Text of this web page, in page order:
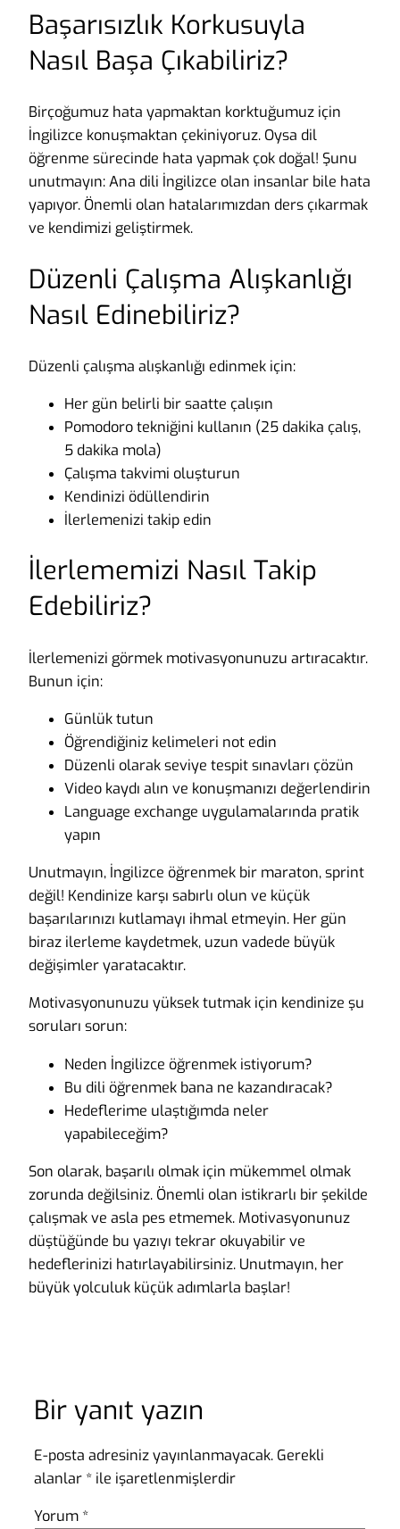
Başarısızlık Korkusuyla
Nasıl Başa Çıkabiliriz?
Birçoğumuz hata yapmaktan korktuğumuz için
İngilizce konuşmaktan çekiniyoruz. Oysa dil
öğrenme sürecinde hata yapmak çok doğal! Şunu
unutmayın: Ana dili İngilizce olan insanlar bile hata
yapıyor. Önemli olan hatalarımızdan ders çıkarmak
ve kendimizi geliştirmek.
Düzenli Çalışma Alışkanlığı
Nasıl Edinebiliriz?
Düzenli çalışma alışkanlığı edinmek için:
Her gün belirli bir saatte çalışın
Pomodoro tekniğini kullanın (25 dakika çalış,
5 dakika mola)
Çalışma takvimi oluşturun
Kendinizi ödüllendirin
İlerlemenizi takip edin
İlerlememizi Nasıl Takip
Edebiliriz?
İlerlemenizi görmek motivasyonunuzu artıracaktır.
Bunun için:
Günlük tutun
Öğrendiğiniz kelimeleri not edin
Düzenli olarak seviye tespit sınavları çözün
Video kaydı alın ve konuşmanızı değerlendirin
Language exchange uygulamalarında pratik
yapın
Unutmayın, İngilizce öğrenmek bir maraton, sprint
değil! Kendinize karşı sabırlı olun ve küçük
başarılarınızı kutlamayı ihmal etmeyin. Her gün
biraz ilerleme kaydetmek, uzun vadede büyük
değişimler yaratacaktır.
Motivasyonunuzu yüksek tutmak için kendinize şu
soruları sorun:
Neden İngilizce öğrenmek istiyorum?
Bu dili öğrenmek bana ne kazandıracak?
Hedeflerime ulaştığımda neler
yapabileceğim?
Son olarak, başarılı olmak için mükemmel olmak
zorunda değilsiniz. Önemli olan istikrarlı bir şekilde
çalışmak ve asla pes etmemek. Motivasyonunuz
düştüğünde bu yazıyı tekrar okuyabilir ve
hedeflerinizi hatırlayabilirsiniz. Unutmayın, her
büyük yolculuk küçük adımlarla başlar!
Bir yanıt yazın
E-posta adresiniz yayınlanmayacak. Gerekli
alanlar * ile işaretlenmişlerdir
Yorum *